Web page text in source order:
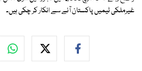
غیرملکی ٹیمیں پاکستان آنے سے انکار کر چکی ہیں۔